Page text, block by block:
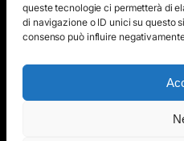
queste tecnologie ci permetterà di
di navigazione o ID unici su questo
consenso può influire
autorizzazione. Il contenuto
immagini, eccetto dove
protetto da Copyright © e non
diffuso tramite nessun mezzo
esplicita autorizzazione scritta
nel cuore”